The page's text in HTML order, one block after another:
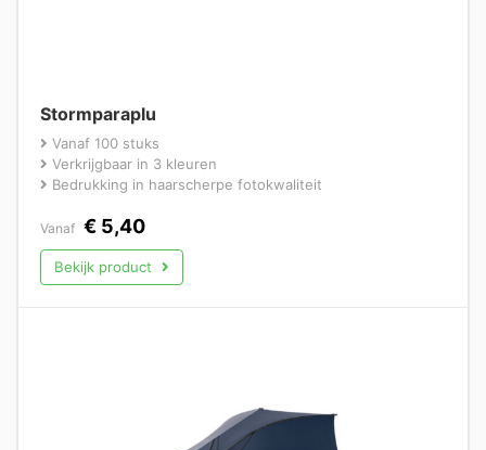
Stormparaplu
Vanaf 100 stuks
Verkrijgbaar in 3 kleuren
Bedrukking in haarscherpe fotokwaliteit
Vanaf € 5,40
Bekijk product